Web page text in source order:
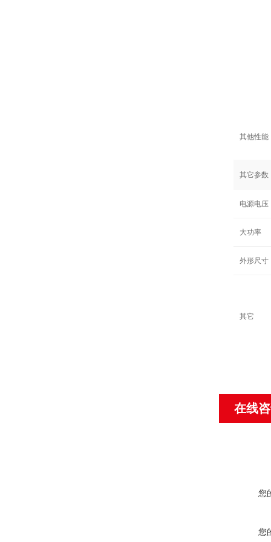
其他性能
其它参数
电源电压
大功率
外形尺寸
其它
在线
您
您